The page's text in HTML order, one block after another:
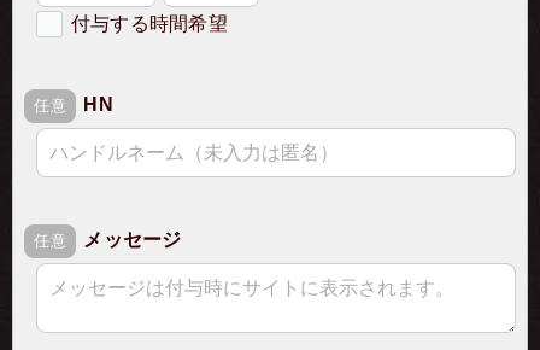
付与する時間希望
必須 希望の付与時間
任意 HN
任意 メッセージ